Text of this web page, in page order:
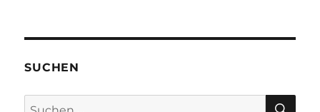
SUCHEN
Suchen